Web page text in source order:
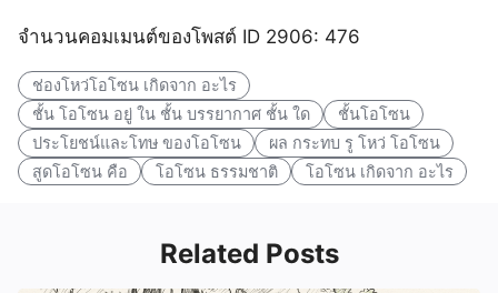
จำนวนคอมเมนต์ของโพสต์ ID 2906: 476
ช่องโหว่โอโซน เกิดจาก อะไร
ชั้น โอโซน อยู่ ใน ชั้น บรรยากาศ ชั้น ใด
ชั้นโอโซน
ประโยชน์และโทษ ของโอโซน
ผล กระทบ รู โหว่ โอโซน
สูดโอโซน คือ
โอโซน ธรรมชาติ โอโซน เกิดจาก อะไร
Related Posts